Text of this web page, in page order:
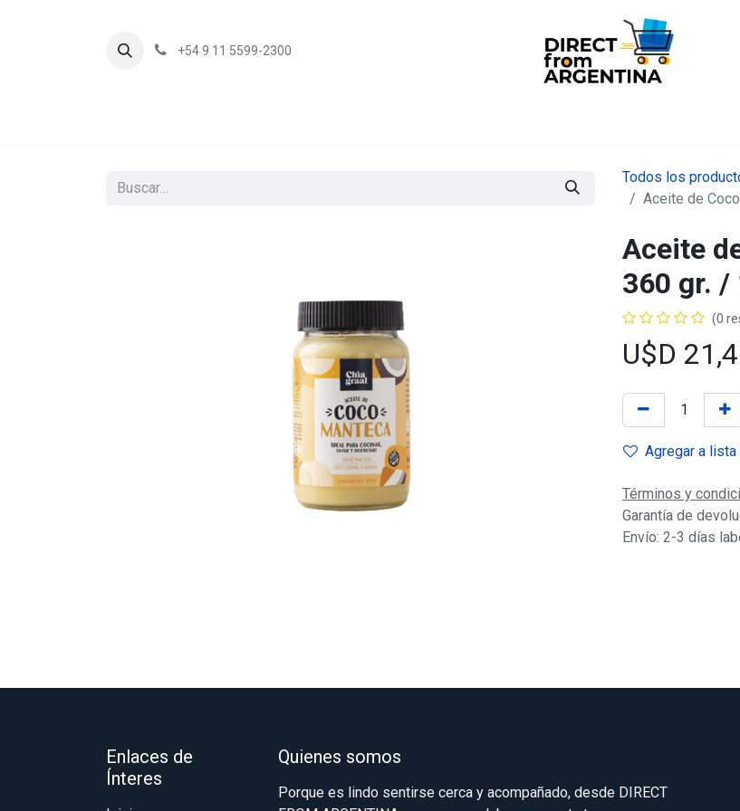
+54 9 11 5599-2300
Todos los
Aceite de
Aceite
360 gr. /
(0
U$D
Agregar a
Términos y
Garantía de
Envío: 2-3 días
Enlaces de
Ínteres
Quienes somos
Porque es lindo sentirse cerca y acompañado, desde DIRECT